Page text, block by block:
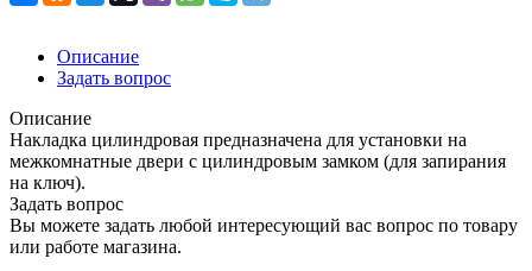
Описание
Задать вопрос
Описание
Накладка цилиндровая предназначена для установки на
межкомнатные двери с цилиндровым замком (для запирания
на ключ).
Задать вопрос
Вы можете задать любой интересующий вас вопрос по товару
или работе магазина.